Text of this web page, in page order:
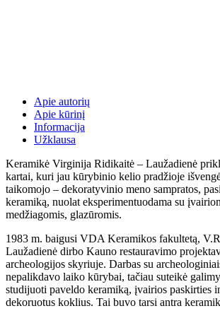
Apie autorių
Apie kūrinį
Informacija
Užklausa
Keramikė Virginija Ridikaitė – Laužadienė
kartai, kuri jau kūrybinio kelio pradžioje
taikomojo – dekoratyvinio meno sampratos,
keramiką, nuolat eksperimentuodama su
medžiagomis, glazūromis.
1983 m. baigusi VDA Keramikos fakultetą,
Laužadienė dirbo Kauno restauravimo
archeologijos skyriuje. Darbas su
nepalikdavo laiko kūrybai, tačiau suteikė
studijuoti paveldo keramiką, įvairios paskirties
dekoruotus koklius. Tai buvo tarsi antra